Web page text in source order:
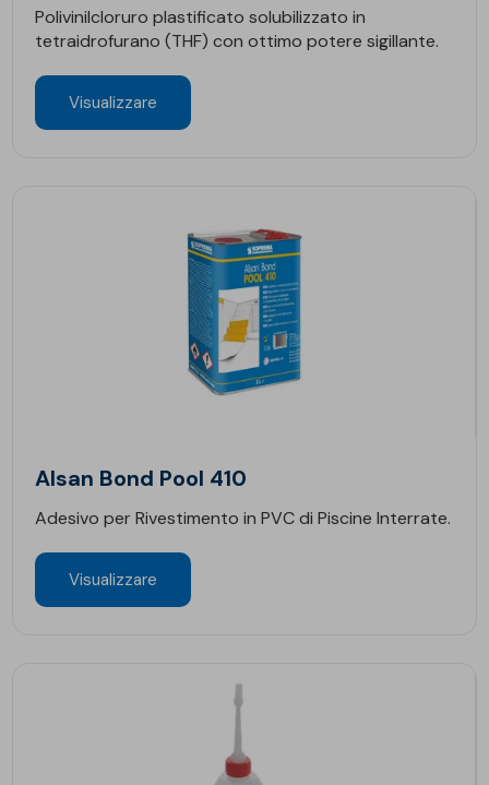
Polivinilcloruro plastificato solubilizzato in
tetraidrofurano (THF) con ottimo potere sigillante.
Visualizzare
Alsan Bond Pool 410
Adesivo per Rivestimento in PVC di Piscine Interrate.
Visualizzare